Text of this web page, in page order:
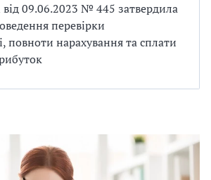
09.06.2023 № 445 затвердила
перевірки
повноти нарахування та сплати